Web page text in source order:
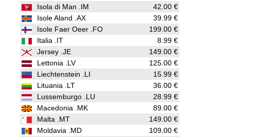
Isola di Man .IM
42.00 €
Isole Aland .AX
39.99 €
Isole Faer Oeer .FO
199.00 €
Italia .IT
8.99 €
Jersey .JE
149.00 €
Lettonia .LV
125.00 €
Liechtenstein .LI
15.99 €
Lituania .LT
36.00 €
Lussemburgo .LU
28.99 €
Macedonia .MK
89.00 €
Malta .MT
149.00 €
Moldavia .MD
109.00 €